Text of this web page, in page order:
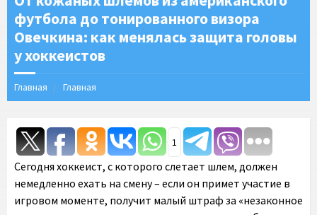
футбола до тонированного визора
Овечкина: как менялась защита головы
у хоккеистов
Главная Главная
1
Сегодня хоккеист, с которого слетает шлем, должен
немедленно ехать на смену – если он примет участие в
игровом моменте, получит малый штраф за «незаконное